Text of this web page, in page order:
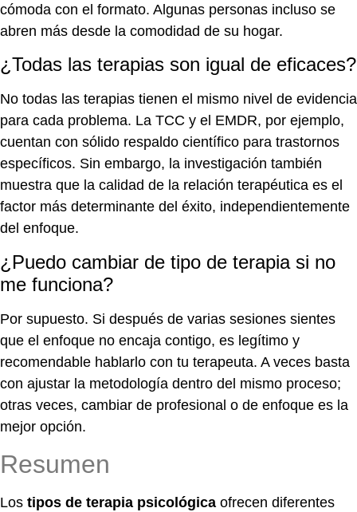
cómoda con el formato. Algunas personas incluso se
abren más desde la comodidad de su hogar.
¿Todas las terapias son igual de eficaces?
No todas las terapias tienen el mismo nivel de evidencia
para cada problema. La TCC y el EMDR, por ejemplo,
cuentan con sólido respaldo científico para trastornos
específicos. Sin embargo, la investigación también
muestra que la calidad de la relación terapéutica es el
factor más determinante del éxito, independientemente
del enfoque.
¿Puedo cambiar de tipo de terapia si no
me funciona?
Por supuesto. Si después de varias sesiones sientes
que el enfoque no encaja contigo, es legítimo y
recomendable hablarlo con tu terapeuta. A veces basta
con ajustar la metodología dentro del mismo proceso;
otras veces, cambiar de profesional o de enfoque es la
mejor opción.
Resumen
Los tipos de terapia psicológica ofrecen diferentes